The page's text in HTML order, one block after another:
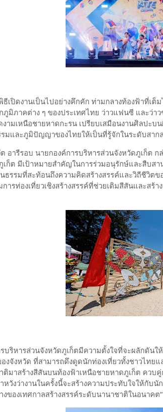
ธีเปิดงานเป็นไปอย่างคึกคัก ท่ามกลางท้องฟ้าที่เ
ภูมิภาคต่าง ๆ ของประเทศไทย ว่าวแฟนซี และว่า
งามเหนือชายหาดกะรน เปรียบเสมือนงานศิลปะ
มและภูมิปัญญาของไทยให้เป็นที่รู้จักในระดับสากล
ต อารีรอบ นายกองค์การบริหารส่วนจังหวัดภูเก็ต
เก็ต มีเป้าหมายสำคัญในการร่วมอนุรักษ์และสืบส
ธรรมที่สะท้อนถึงความคิดสร้างสรรค์และวิถีชีวิต
การท่องเที่ยวเชิงสร้างสรรค์ที่ช่วยเติมสีสันและสร้
รบริหารส่วนจังหวัดภูเก็ตมีความตั้งใจที่จะผลักดันใ
งจังหวัด ที่สามารถดึงดูดนักท่องเที่ยวทั้งชาวไทย
ติมาสร้างสีสันบนท้องฟ้าเหนือชายหาดภูเก็ต ควบคู่
หวังว่างานในครั้งนี้จะสร้างความประทับใจให้กับ
งของเทศกาลสร้างสรรค์ระดับนานาชาติในอนาคต”